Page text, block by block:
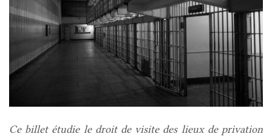
Ce billet étudie le droit de visite des lieux de privation